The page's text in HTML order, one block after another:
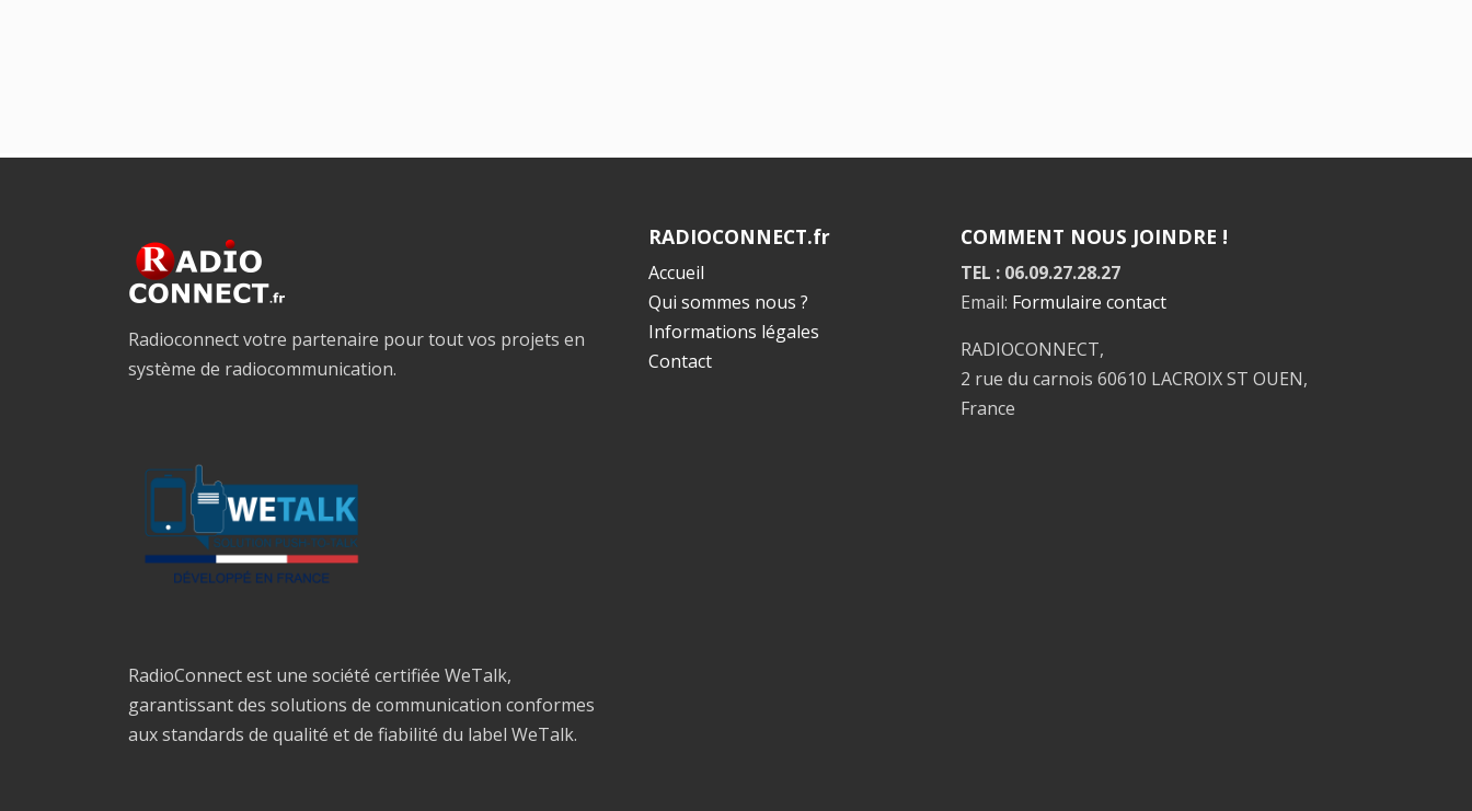
Radioconnect votre partenaire pour tout vos projets en
système de radiocommunication.
RadioConnect est une société certifiée WeTalk,
garantissant des solutions de communication conformes
aux standards de qualité et de fiabilité du label WeTalk.
RADIOCONNECT.fr
Accueil
Qui sommes nous ?
Informations légales
Contact
COMMENT NOUS JOINDRE !
TEL : 06.09.27.28.27
Email: Formulaire contact
RADIOCONNECT,
2 rue du carnois 60610 LACROIX ST OUEN,
France